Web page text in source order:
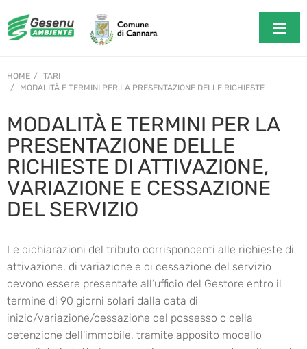
HOME
TARI
MODALITÀ E TERMINI PER LA PRESENTAZIONE DELLE RICHIESTE
MODALITÀ E TERMINI PER LA
PRESENTAZIONE DELLE
RICHIESTE DI ATTIVAZIONE,
VARIAZIONE E CESSAZIONE
DEL SERVIZIO
Le dichiarazioni del tributo corrispondenti alle richieste di
attivazione, di variazione e di cessazione del servizio
devono essere presentate all’ufficio del Gestore entro il
termine di 90 giorni solari dalla data di
inizio/variazione/cessazione del possesso o della
detenzione dell'immobile, tramite apposito modello